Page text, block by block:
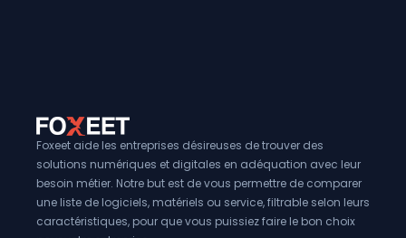
Foxeet aide les entreprises désireuses de trouver des
solutions numériques et digitales en adéquation avec leur
besoin métier. Notre but est de vous permettre de comparer
une liste de logiciels, matériels ou service, filtrable selon leurs
caractéristiques, pour que vous puissiez faire le bon choix